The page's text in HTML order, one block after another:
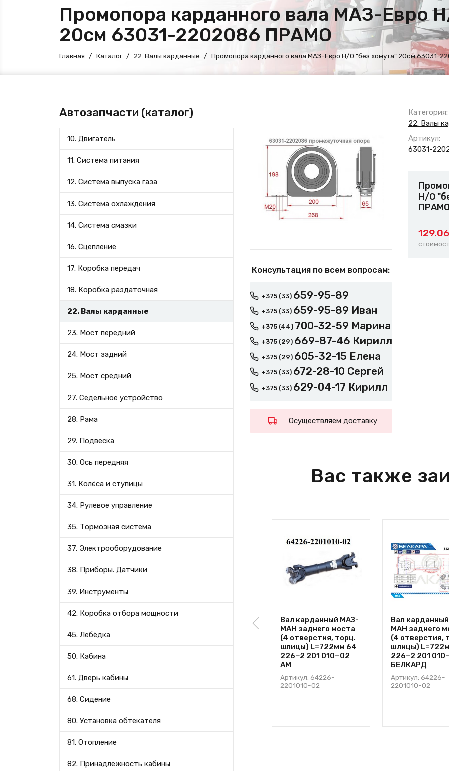
Промопора карданного вала МАЗ-Евро
20см 63031-2202086 ПРАМО
Главная Каталог 22. Валы карданные Промопора карданного вала МАЗ-Евро Н/О "без хомута" 20см 63031-
Автозапчасти (каталог)
10. Двигатель
11. Система питания
12. Система выпуска газа
13. Система охлаждения
14. Система смазки
16. Сцепление
17. Коробка передач
18. Коробка раздаточная
22. Валы карданные
23. Мост передний
24. Мост задний
25. Мост средний
27. Седельное устройство
28. Рама
29. Подвеска
30. Ось передняя
31. Колёса и ступицы
34. Рулевое управление
35. Тормозная система
37. Электрооборудование
38. Приборы. Датчики
39. Инструменты
42. Коробка отбора мощности
45. Лебёдка
50. Кабина
61. Дверь кабины
68. Сидение
80. Установка обтекателя
81. Отопление
82. Принадлежность кабины
Консультация по всем вопросам:
+375 (33) 659-95-89
+375 (33) 659-95-89 Иван
+375 (44) 700-32-59 Марина
+375 (29) 669-87-46 Кирилл
+375 (29) 605-32-15 Елена
+375 (33) 672-28-10 Сергей
+375 (33) 629-04-17 Кирилл
Осуществляем доставку
Категория:
22. Валы
Артикул:
63031-
Н/О
129.06
Вас также
Вал карданный МАЗ-
МАН заднего моста
(4 отверстия, торц.
шлицы) L=722мм 64
226−2 201 010−02
АМ
Артикул: 64226-
2201010-02
Вал
МАН заднего
(4 отверстия,
шлицы)
226−2 201
БЕЛКАРД
Артикул: 64226-
2201010-02